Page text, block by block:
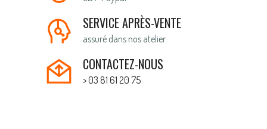
SERVICE APRÈS-VENTE
assuré dans nos atelier
CONTACTEZ-NOUS
> 03 81 61 20 75